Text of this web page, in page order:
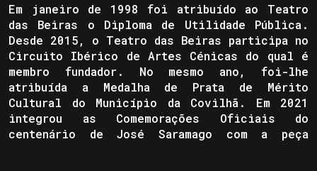
Em janeiro de 1998 foi atribuído ao Teatro
das Beiras o Diploma de Utilidade Pública.
Desde 2015, o Teatro das Beiras participa no
Circuito Ibérico de Artes Cénicas do qual é
membro fundador. No mesmo ano, foi-lhe
atribuída a Medalha de Prata de Mérito
Cultural do Município da Covilhã. Em 2021
integrou as Comemorações Oficiais do
centenário de José Saramago com a peça